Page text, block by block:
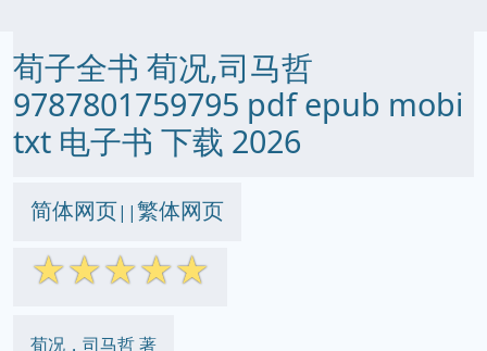
荀子全书 荀况,司马哲
9787801759795 pdf epub mobi
txt 电子书 下载 2026
简体网页||繁体网页
☆☆☆☆☆
荀况，司马哲 著